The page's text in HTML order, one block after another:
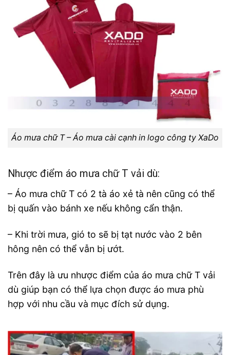
Áo mưa chữ T – Áo mưa cài cạnh in logo công ty XaDo
Nhược điểm áo mưa chữ T vải dù:
– Áo mưa chữ T có 2 tà áo xẻ tà nên cũng có thể
bị quấn vào bánh xe nếu không cẩn thận.
– Khi trời mưa, gió to sẽ bị tạt nước vào 2 bên
hông nên có thể vẫn bị ướt.
Trên đây là ưu nhược điểm của áo mưa chữ T vải
dù giúp bạn có thể lựa chọn được áo mưa phù
hợp với nhu cầu và mục đích sử dụng.